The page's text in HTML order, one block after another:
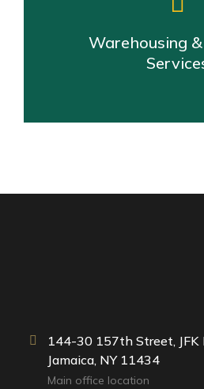
Warehousing
144-30 157th Street,
Jamaica, NY 11434
Main office location